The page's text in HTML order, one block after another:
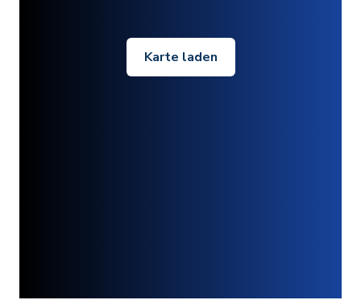
Karte laden